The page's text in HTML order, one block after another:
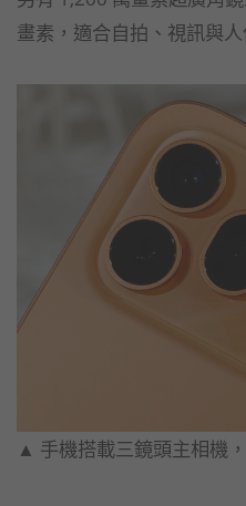
畫素，適合自拍、視訊與人
▲ 手機搭載三鏡頭主相機